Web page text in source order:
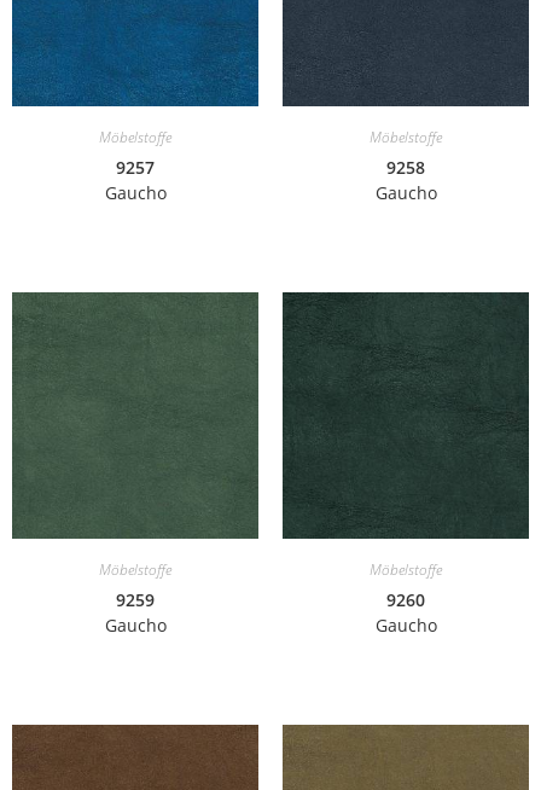
Möbelstoffe
9257
Gaucho
Möbelstoffe
9258
Gaucho
Möbelstoffe
9259
Gaucho
Möbelstoffe
9260
Gaucho